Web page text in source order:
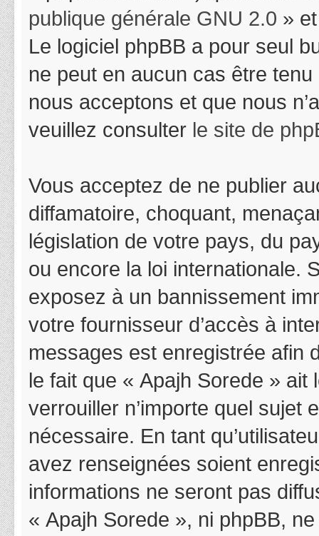
publique générale GNU 2.0 »
Le logiciel phpBB a pour seul
ne peut en aucun cas être
nous acceptons et que nous
veuillez consulter le site de
Vous acceptez de ne publier
diffamatoire, choquant,
législation de votre pays, du
ou encore la loi internationale.
exposez à un bannissement
votre fournisseur d’accès à
messages est enregistrée afin
le fait que « Apajh Sorede »
verrouiller n’importe quel sujet
nécessaire. En tant
avez renseignées soient
informations ne seront pas
« Apajh Sorede », ni phpBB,